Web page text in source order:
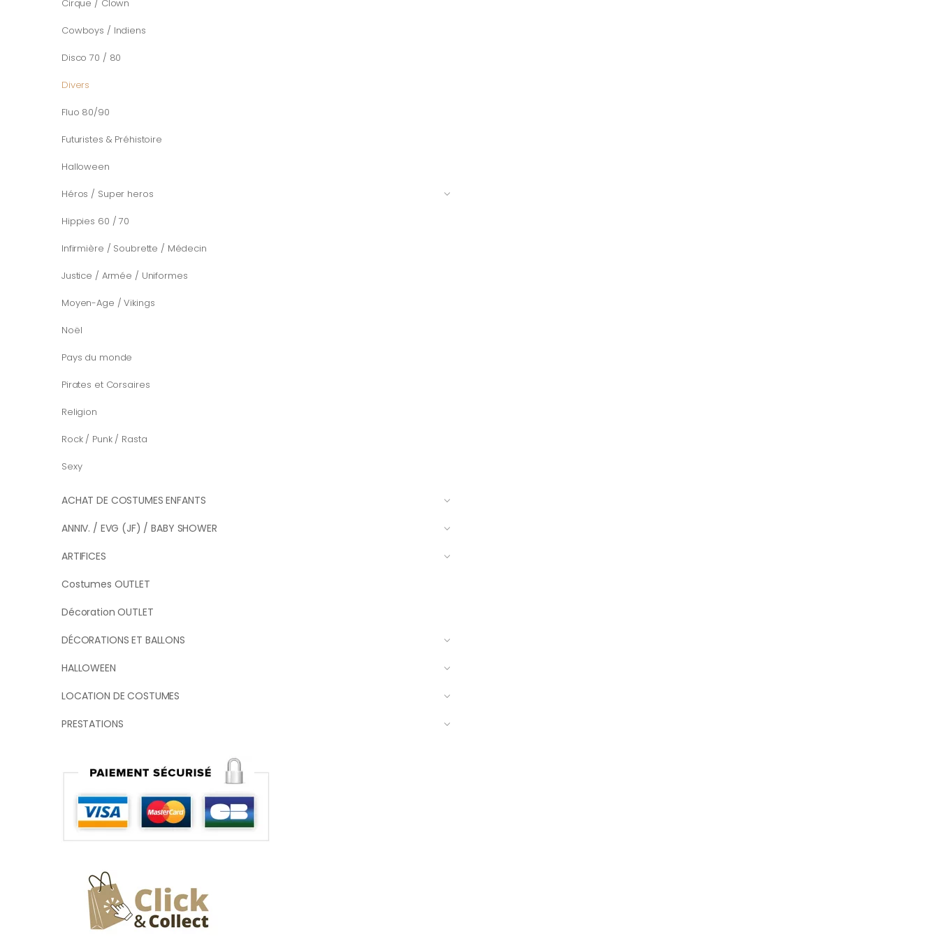
Cirque / Clown
Cowboys / Indiens
Disco 70 / 80
Divers
Fluo 80/90
Futuristes & Préhistoire
Halloween
Héros / Super heros
Hippies 60 / 70
Infirmière / Soubrette / Médecin
Justice / Armée / Uniformes
Moyen-Age / Vikings
Noël
Pays du monde
Pirates et Corsaires
Religion
Rock / Punk / Rasta
Sexy
ACHAT DE COSTUMES ENFANTS
ANNIV. / EVG (JF) / BABY SHOWER
ARTIFICES
Costumes OUTLET
Décoration OUTLET
DÉCORATIONS ET BALLONS
HALLOWEEN
LOCATION DE COSTUMES
PRESTATIONS